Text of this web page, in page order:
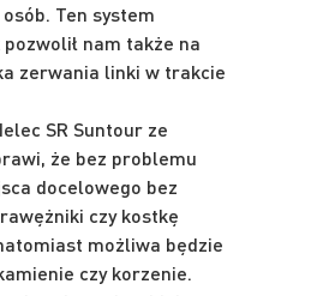
Ten system
nam także na
zerwania linki w trakcie
SR Suntour ze
że bez problemu
docelowego bez
czy kostkę
możliwa będzie
czy korzenie.